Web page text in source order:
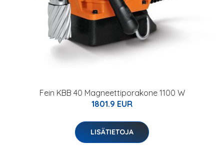
Fein KBB 40 Magneettiporakone 1100 W
1801.9 EUR
LISÄTIETOJA